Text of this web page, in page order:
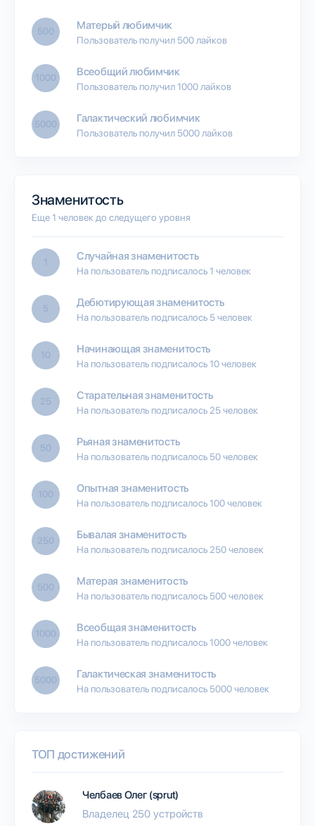
500 Матерый любимчик
Пользователь получил 500 лайков
1000 Всеобщий любимчик
Пользователь получил 1000 лайков
5000 Галактический любимчик
Пользователь получил 5000 лайков
Знаменитость
Еще 1 человек до следущего уровня
1 Случайная знаменитость
На пользователь подписалось 1 человек
5 Дебютирующая знаменитость
На пользователь подписалось 5 человек
10 Начинающая знаменитость
На пользователь подписалось 10 человек
25 Старательная знаменитость
На пользователь подписалось 25 человек
50 Рьяная знаменитость
На пользователь подписалось 50 человек
100 Опытная знаменитость
На пользователь подписалось 100 человек
250 Бывалая знаменитость
На пользователь подписалось 250 человек
500 Матерая знаменитость
На пользователь подписалось 500 человек
1000 Всеобщая знаменитость
На пользователь подписалось 1000 человек
5000 Галактическая знаменитость
На пользователь подписалось 5000 человек
ТОП достижений
Челбаев Олег (sprut)
Владелец 250 устройств